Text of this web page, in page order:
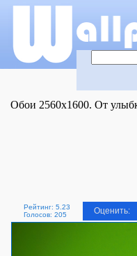
Обои 2560x1600. От
Рейтинг: 5.23
Голосов: 205
Оценить: